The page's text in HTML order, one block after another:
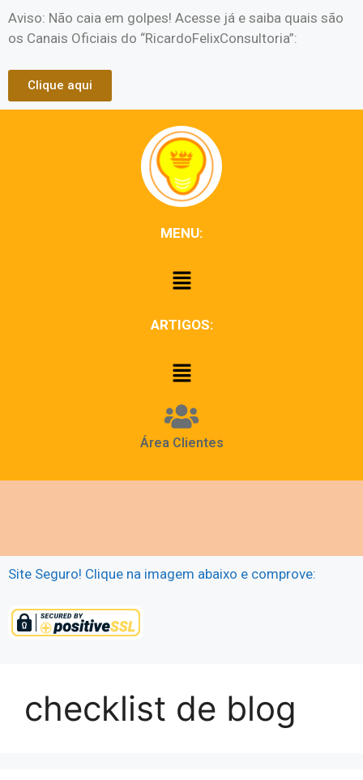
Aviso: Não caia em golpes! Acesse já e saiba quais são
os Canais Oficiais do “RicardoFelixConsultoria”:
Clique aqui
MENU:
ARTIGOS:
Área Clientes
Site Seguro! Clique na imagem abaixo e comprove:
checklist de blog